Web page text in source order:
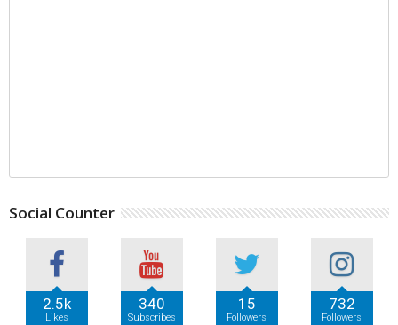
Social Counter
2.5k
Likes
340
Subscribes
15
Followers
732
Followers